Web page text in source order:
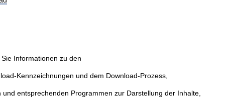
Informationen zu den
Kennzeichnungen und dem Download-Prozess,
und entsprechenden Programmen zur Darstellung der Inhalte,